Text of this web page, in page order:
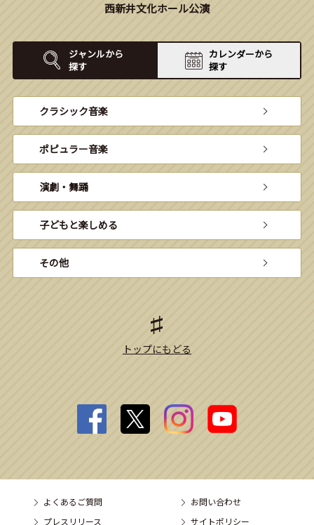
西新井文化ホール公演
ジャンルから
探す
カレンダーから
探す
クラシック音楽
ポピュラー音楽
演劇・舞踊
子どもと楽しめる
その他
トップにもどる
よくあるご質問
お問い合わせ
プレスリリース
サイトポリシー